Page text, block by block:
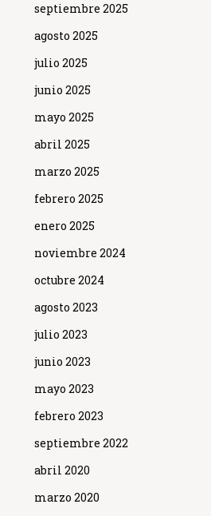
septiembre 2025
agosto 2025
julio 2025
junio 2025
mayo 2025
abril 2025
marzo 2025
febrero 2025
enero 2025
noviembre 2024
octubre 2024
agosto 2023
julio 2023
junio 2023
mayo 2023
febrero 2023
septiembre 2022
abril 2020
marzo 2020